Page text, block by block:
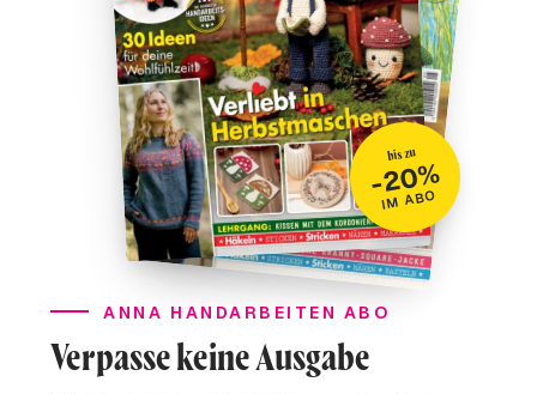
bis zu
-20%
IM ABO
ANNA HANDARBEITEN ABO
Verpasse keine Ausgabe